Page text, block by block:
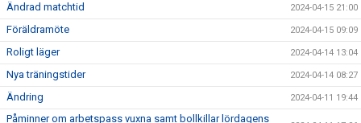
Ändrad matchtid 2024-04-15 21:00
Föräldramöte 2024-04-15 09:09
Roligt läger 2024-04-14 13:04
Nya träningstider 2024-04-14 08:27
Ändring 2024-04-11 19:44
Påminner om arbetspass vuxna samt bollkillar lördagens